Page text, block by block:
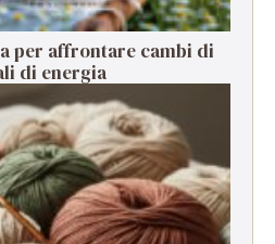
per affrontare cambi di
di energia